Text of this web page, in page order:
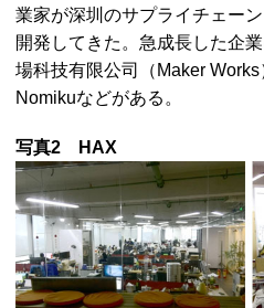
業家が深圳のサプライチェー
開発してきた。急成長した企
場科技有限公司（ Maker Works
Nomikuなどがある。
写真2 HAX